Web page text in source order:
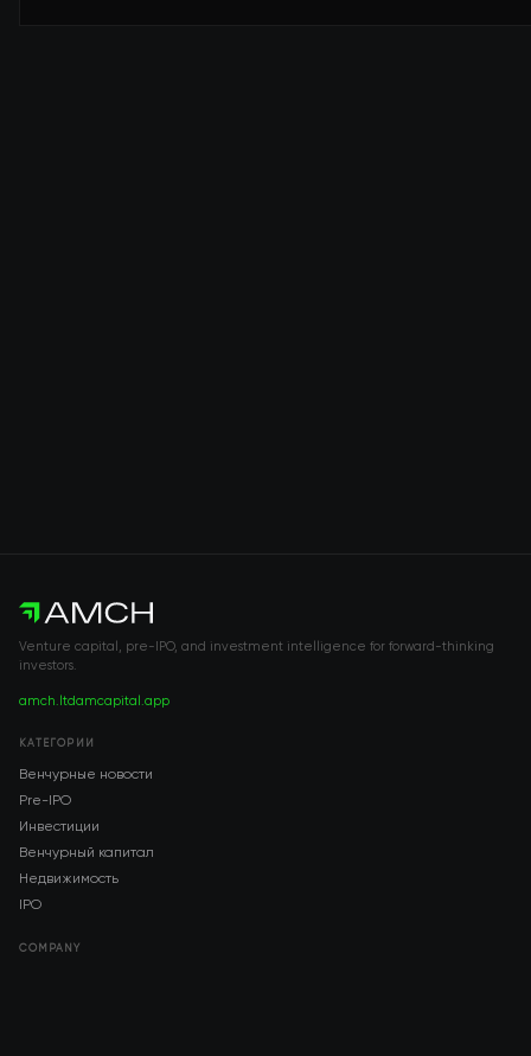
Venture capital, pre-IPO, and investment intelligence for forward-thinking
investors.
amch.ltdamcapital.app
КАТЕГОРИИ
Венчурные новости
Pre-IPO
Инвестиции
Венчурный капитал
Недвижимость
IPO
COMPANY